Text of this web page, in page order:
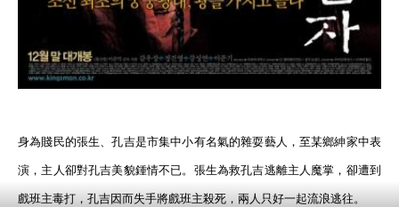
身為賤民的張生、孔吉是市集中小有名氣的雜耍藝人，至某鄉紳家中表
演，主人卻對孔吉美貌鍾情不已。張生為救孔吉逃離主人魔掌，卻遭到
戲班主毒打，孔吉因而失手將戲班主殺死，兩人只好一起流浪逃往。